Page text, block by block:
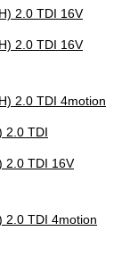
2.0 TDI 16V
2.0 TDI 16V
2.0 TDI 4motion
2.0 TDI
2.0 TDI 16V
2.0 TDI 4motion